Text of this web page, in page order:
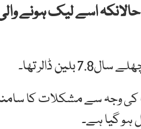
اسے لیک ہونے
اپ ڈیٹ کی وجہ سے مشکلات کا
ہو گیا ہے۔